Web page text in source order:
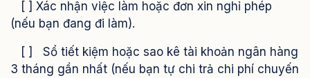
[ ] Xác nhận việc làm hoặc đơn xin nghỉ phép
(nếu bạn đang đi làm).
[ ] Sổ tiết kiệm hoặc sao kê tài khoản ngân hàng
3 tháng gần nhất (nếu bạn tự chi trả chi phí chuyến